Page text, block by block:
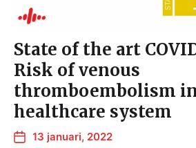
State of the art
Risk of venous
thromboembolism
healthcare system
13 januari, 2022